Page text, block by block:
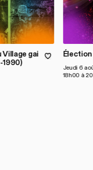
Village gai
1990)
Jeudi 6
18h00 à